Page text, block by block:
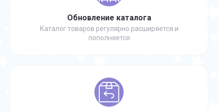
Обновление каталога
Каталог товаров регулярно расширяется и
пополняется